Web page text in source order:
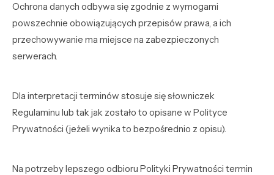
Ochrona danych odbywa się zgodnie z wymogami
powszechnie obowiązujących przepisów prawa, a ich
przechowywanie ma miejsce na zabezpieczonych
serwerach.
Dla interpretacji terminów stosuje się słowniczek
Regulaminu lub tak jak zostało to opisane w Polityce
Prywatności (jeżeli wynika to bezpośrednio z opisu).
Na potrzeby lepszego odbioru Polityki Prywatności termin